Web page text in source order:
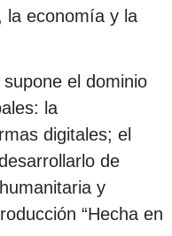
la economía y la
el dominio
la
digitales; el
de
y
“Hecha en